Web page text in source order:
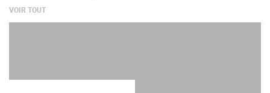
VOIR TOUT